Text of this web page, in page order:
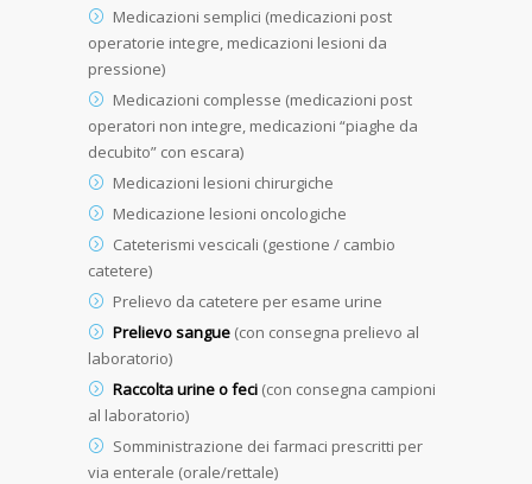
Medicazioni semplici (medicazioni post
operatorie integre, medicazioni lesioni da
pressione)
Medicazioni complesse (medicazioni post
operatori non integre, medicazioni “piaghe da
decubito” con escara)
Medicazioni lesioni chirurgiche
Medicazione lesioni oncologiche
Cateterismi vescicali (gestione / cambio
catetere)
Prelievo da catetere per esame urine
Prelievo sangue (con consegna prelievo al
laboratorio)
Raccolta urine o feci (con consegna campioni
al laboratorio)
Somministrazione dei farmaci prescritti per
via enterale (orale/rettale)